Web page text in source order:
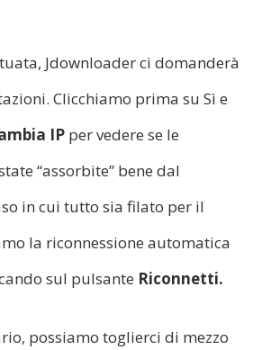
Jdownloader ci domanderà
Clicchiamo prima su Sì e
IP per vedere se le
“assorbite” bene dal
in cui tutto sia filato per il
la riconnessione automatica
sul pulsante Riconnetti.
possiamo toglierci di mezzo